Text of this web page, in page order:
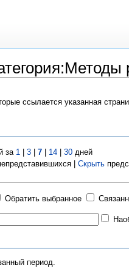
ссылается указанная
за 1 | 3| 7| 14| 30дней
| Скрыть
Обратить выбранное
период.